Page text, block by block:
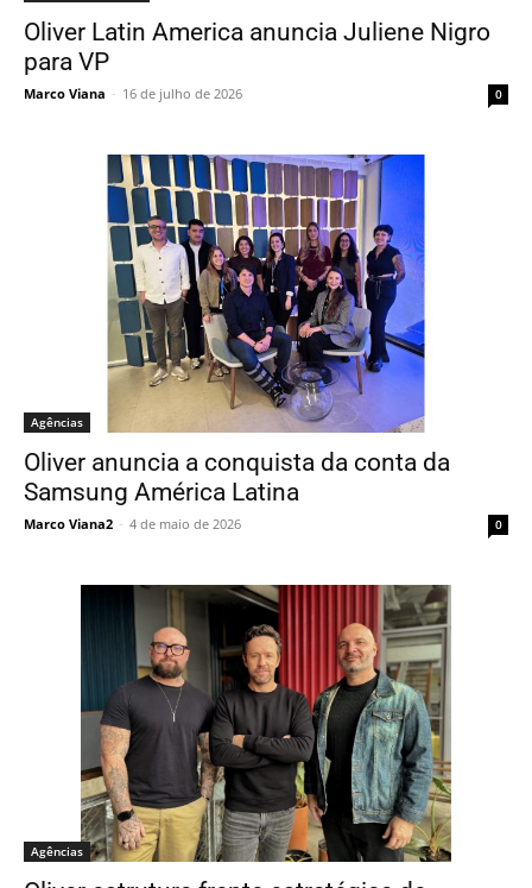
Oliver Latin America anuncia Juliene Nigro
para VP
Marco Viana - 16 de julho de 2026 0
Agências
Oliver anuncia a conquista da conta da
Samsung América Latina
Marco Viana2 - 4 de maio de 2026 0
Agências